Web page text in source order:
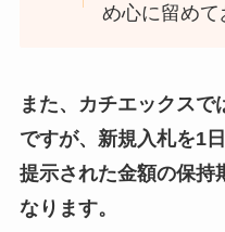
め心に留めて
また、カチエックスで
ですが、新規入札を1
提示された金額の保持
なります。